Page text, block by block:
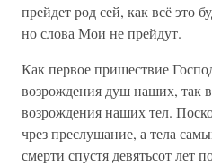
прейдет род сей, как всё это
но слова Мои не прейдут.
Как первое пришествие
возрождения душ наших, так
возрождения наших тел.
чрез преслушание, а тела
смерти спустя девятьсот лет